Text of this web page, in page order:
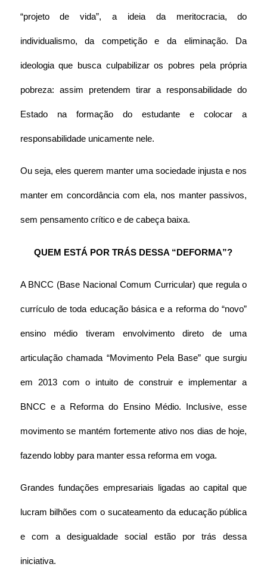
“projeto de vida”, a ideia da meritocracia, do
individualismo, da competição e da eliminação. Da
ideologia que busca culpabilizar os pobres pela própria
pobreza: assim pretendem tirar a responsabilidade do
Estado na formação do estudante e colocar a
responsabilidade unicamente nele.
Ou seja, eles querem manter uma sociedade injusta e nos
manter em concordância com ela, nos manter passivos,
sem pensamento crítico e de cabeça baixa.
QUEM ESTÁ POR TRÁS DESSA “DEFORMA”?
A BNCC (Base Nacional Comum Curricular) que regula o
currículo de toda educação básica e a reforma do “novo”
ensino médio tiveram envolvimento direto de uma
articulação chamada “Movimento Pela Base” que surgiu
em 2013 com o intuito de construir e implementar a
BNCC e a Reforma do Ensino Médio. Inclusive, esse
movimento se mantém fortemente ativo nos dias de hoje,
fazendo lobby para manter essa reforma em voga.
Grandes fundações empresariais ligadas ao capital que
lucram bilhões com o sucateamento da educação pública
e com a desigualdade social estão por trás dessa
iniciativa.